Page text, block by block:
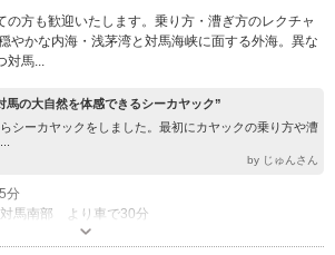
の方も歓迎いたします。乗り方・漕ぎ方のレクチャ
やかな内海・浅茅湾と対馬海峡に面する外海。異な
対馬...
馬の大自然を体感できるシーカヤック”
シーカヤックをしました。最初にカヤックの乗り方や漕
by じゅんさん
分
馬南部 より車で30分
：9:00 - 12:00 半日コース(PM)：